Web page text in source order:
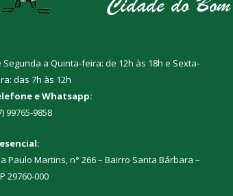
Segunda a Quinta-feira: de 12h às 18h e Sexta-
das 7h às 12h
e Whatsapp:
99765-9858
Paulo Martins, n° 266 – Bairro Santa Bárbara –
29760-000